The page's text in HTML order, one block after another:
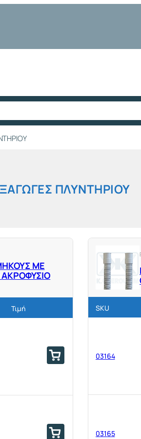
ΠΛΥΝΤΗΡΙΟΥ
ΜΕ
ΑΚΡΟΦΥΣΙΟ
Τιμή SKU
03164
03165